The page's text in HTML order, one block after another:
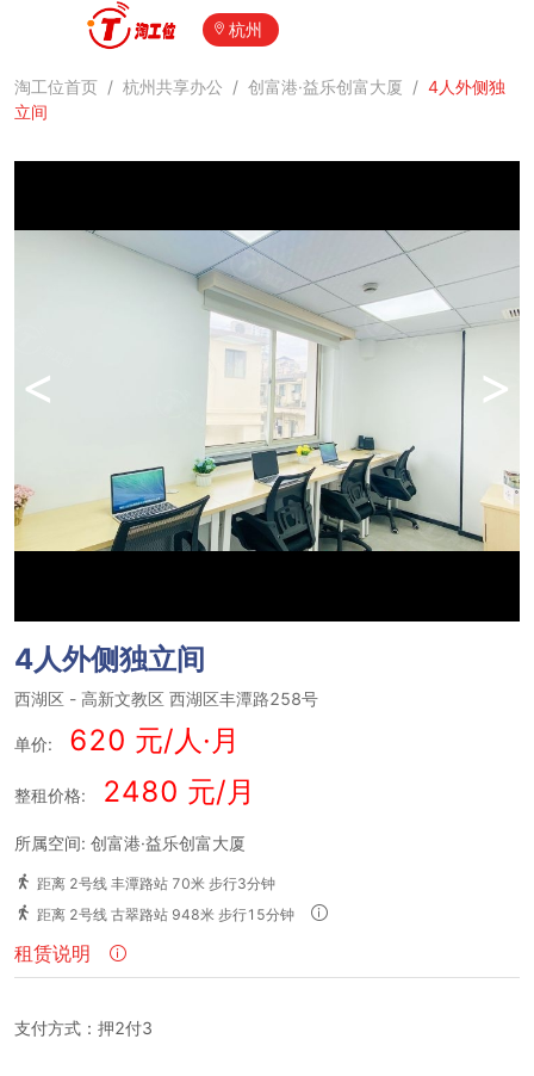
杭州
淘工位首页 / 杭州共享办公 / 创富港·益乐创富大厦 / 4人外侧独
立间
< >
4人外侧独立间
西湖区 - 高新文教区 西湖区丰潭路258号
单价: 620 元/人·月
整租价格: 2480 元/月
所属空间: 创富港·益乐创富大厦
距离 2号线 丰潭路站 70米 步行3分钟
距离 2号线 古翠路站 948米 步行15分钟
租赁说明
支付方式：押2付3